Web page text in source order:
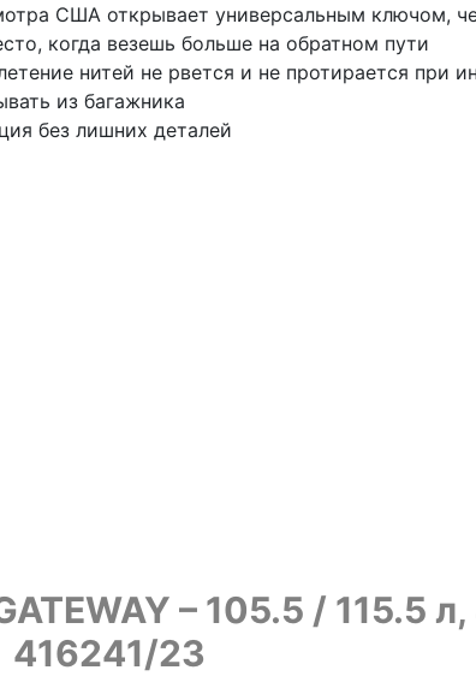
США открывает универсальным ключом,
когда везешь больше на обратном пути
нитей не рвется и не протирается при
из багажника
без лишних деталей
– 105.5 / 115.5
416241/23